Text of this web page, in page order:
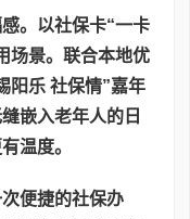
。以社保卡“一卡
场景。联合本地优
阳乐 社保情”嘉年
嵌入老年人的日
温度。
便捷的社保办